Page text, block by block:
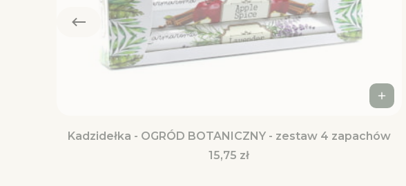
Kadzidełka - OGRÓD BOTANICZNY - zestaw 4 zapachów
Cena
15,75 zł